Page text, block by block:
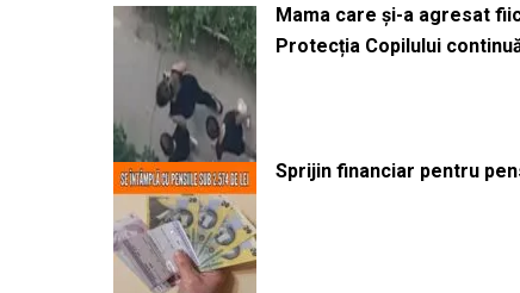
Mama care și-a agresat
Protecția Copilului
Sprijin financiar pentru